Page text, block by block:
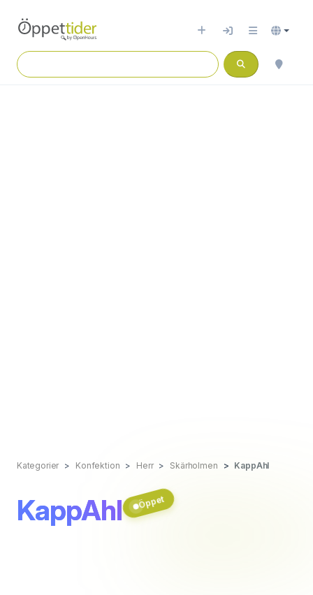
Kategorier Konfektion Herr Skärholmen KappAhl
KappAhl Öppet